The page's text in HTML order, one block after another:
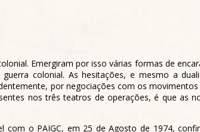
Emergiram por isso várias formas de
colonial. As hesitações, e mesmo a
por negociações com os
nos três teatros de operações, é que as
o PAIGC, em 25 de Agosto de 1974,